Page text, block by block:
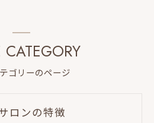
ゴリーのページ
CATEGORY
ロンの特徴